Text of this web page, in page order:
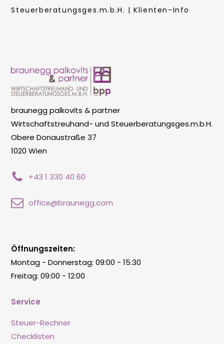
Steuerberatungsges.m.b.H. | Klienten-Info
braunegg palkovits & partner
Wirtschaftstreuhand- und Steuerberatungsges.m.b.H.
Obere Donaustraße 37
1020 Wien
+43 1 330 40 60
office@braunegg.com
Service
Steuer-Rechner
Checklisten
Öffnungszeiten:
Montag - Donnerstag: 09:00 - 15:30
Freitag: 09:00 - 12:00